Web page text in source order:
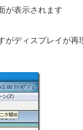
が表示されます
がディスプレイが再